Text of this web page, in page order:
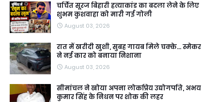
चर्चित सूरज बिहारी हत्याकांड का बदला लेने के लिए
शुभम कुशवाहा को मारी गई गोली
August 03, 2026
रात में खरीदी खुशी, सुबह गायब मिले चक्के... स्मेकर
ने नई कार को बनाया निशाना
August 03, 2026
सीमांचल ने खोया अपना लोकप्रिय उद्योगपति, अभय
कुमार सिंह के निधन पर शोक की लहर